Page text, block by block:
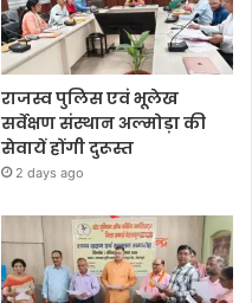
राजस्व पुलिस एवं भूलेख
सर्वेक्षण संस्थान अल्मोड़ा की
सेवायें होंगी दुरूस्त
2 days ago